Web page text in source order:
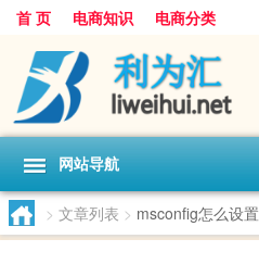
首 页 电商知识 电商分类
网站导航
> 文章列表 > msconfig怎么设置